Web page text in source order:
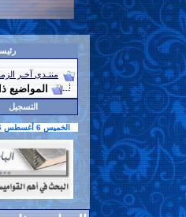
منتـدى آخـر
المواضيع
التسجيل
الخميس 6 أغسطس 2026 ميلادى - 21 صفر 1448 هجرى